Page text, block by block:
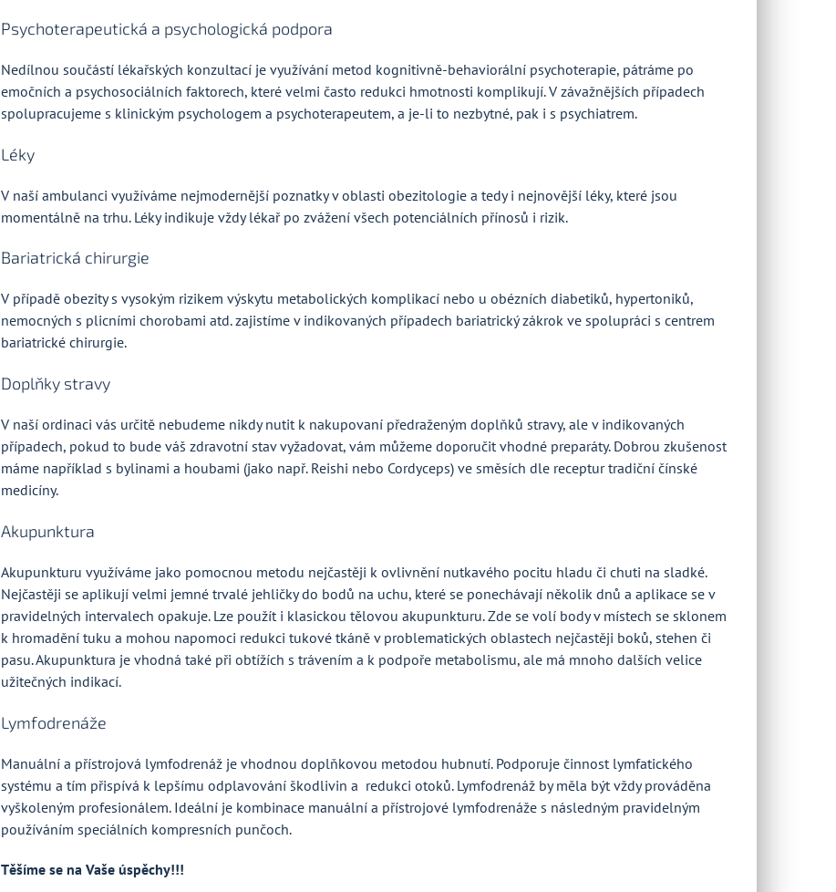
Psychoterapeutická a psychologická podpora
Nedílnou součástí lékařských konzultací je využívání metod kognitivně-behaviorální psychoterapie, pátráme po
emočních a psychosociálních faktorech, které velmi často redukci hmotnosti komplikují. V závažnějších případech
spolupracujeme s klinickým psychologem a psychoterapeutem, a je-li to nezbytné, pak i s psychiatrem.
Léky
V naší ambulanci využíváme nejmodernější poznatky v oblasti obezitologie a tedy i nejnovější léky, které jsou
momentálně na trhu. Léky indikuje vždy lékař po zvážení všech potenciálních přínosů i rizik.
Bariatrická chirurgie
V případě obezity s vysokým rizikem výskytu metabolických komplikací nebo u obézních diabetiků, hypertoniků,
nemocných s plicními chorobami atd. zajistíme v indikovaných případech bariatrický zákrok ve spolupráci s centrem
bariatrické chirurgie.
Doplňky stravy
V naší ordinaci vás určitě nebudeme nikdy nutit k nakupovaní předraženým doplňků stravy, ale v indikovaných
případech, pokud to bude váš zdravotní stav vyžadovat, vám můžeme doporučit vhodné preparáty. Dobrou zkušenost
máme například s bylinami a houbami (jako např. Reishi nebo Cordyceps) ve směsích dle receptur tradiční čínské
medicíny.
Akupunktura
Akupunkturu využíváme jako pomocnou metodu nejčastěji k ovlivnění nutkavého pocitu hladu či chuti na sladké.
Nejčastěji se aplikují velmi jemné trvalé jehličky do bodů na uchu, které se ponechávají několik dnů a aplikace se v
pravidelných intervalech opakuje. Lze použít i klasickou tělovou akupunkturu. Zde se volí body v místech se sklonem
k hromadění tuku a mohou napomoci redukci tukové tkáně v problematických oblastech nejčastěji boků, stehen či
pasu. Akupunktura je vhodná také při obtížích s trávením a k podpoře metabolismu, ale má mnoho dalších velice
užitečných indikací.
Lymfodrenáže
Manuální a přístrojová lymfodrenáž je vhodnou doplňkovou metodou hubnutí. Podporuje činnost lymfatického
systému a tím přispívá k lepšímu odplavování škodlivin a redukci otoků. Lymfodrenáž by měla být vždy prováděna
vyškoleným profesionálem. Ideální je kombinace manuální a přístrojové lymfodrenáže s následným pravidelným
používáním speciálních kompresních punčoch.
Těšíme se na Vaše úspěchy!!!